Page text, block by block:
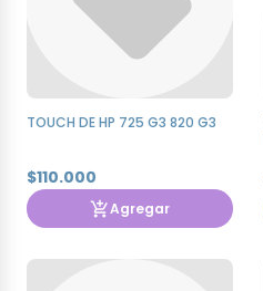
TOUCH DE HP 725 G3 820 G3
$110.000
Agregar